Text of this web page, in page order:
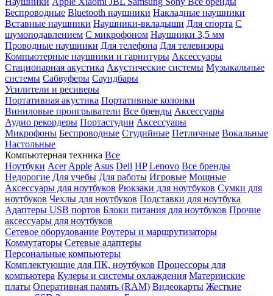
Беспроводные Bluetooth наушники Накладные наушники
Вставные наушники Наушники-вкладыши Для спорта С
шумоподавлением С микрофоном Наушники 3,5 мм
Проводные наушники Для телефона Для телевизора
Компьютерные наушники и гарнитуры Аксессуары
Стационарная акустика Акустические системы Музыкальные
системы Сабвуферы Саундбары
Усилители и ресиверы
Портативная акустика Портативные колонки
Виниловые проигрыватели Все бренды Аксессуары
Аудио рекордеры Портастудии Аксессуары
Микрофоны Беспроводные Студийные Петличные Вокальные
Настольные
Компьютерная техника Все
Ноутбуки Acer Apple Asus Dell HP Lenovo Все бренды
Недорогие Для учебы Для работы Игровые Мощные
Аксессуары для ноутбуков Рюкзаки для ноутбуков Сумки для
ноутбуков Чехлы для ноутбуков Подставки для ноутбука
Адаптеры USB портов Блоки питания для ноутбуков Прочие
аксессуары для ноутбуков
Сетевое оборудование Роутеры и маршрутизаторы
Коммутаторы Сетевые адаптеры
Персональные компьютеры
Комплектующие для ПК, ноутбуков Процессоры для
компьютера Кулеры и системы охлаждения Материнские
платы Оперативная память (RAM) Видеокарты Жесткие